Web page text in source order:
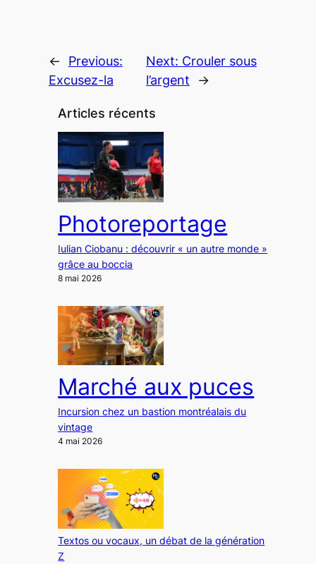
←
Previous:
Excusez-la
Next: Crouler sous
l’argent
→
Articles récents
Photoreportage
Iulian Ciobanu : découvrir « un autre monde »
grâce au boccia
8 mai 2026
Marché aux puces
Incursion chez un bastion montréalais du
vintage
4 mai 2026
Textos ou vocaux, un débat de la génération
Z